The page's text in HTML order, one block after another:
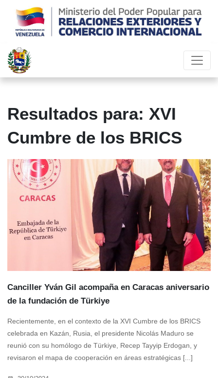
Resultados para: XVI
Cumbre de los BRICS
Canciller Yván Gil acompaña en Caracas aniversario
de la fundación de Türkiye
Recientemente, en el contexto de la XVI Cumbre de los BRICS
celebrada en Kazán, Rusia, el presidente Nicolás Maduro se
reunió con su homólogo de Türkiye, Recep Tayyip Erdogan, y
revisaron el mapa de cooperación en áreas estratégicas [...]